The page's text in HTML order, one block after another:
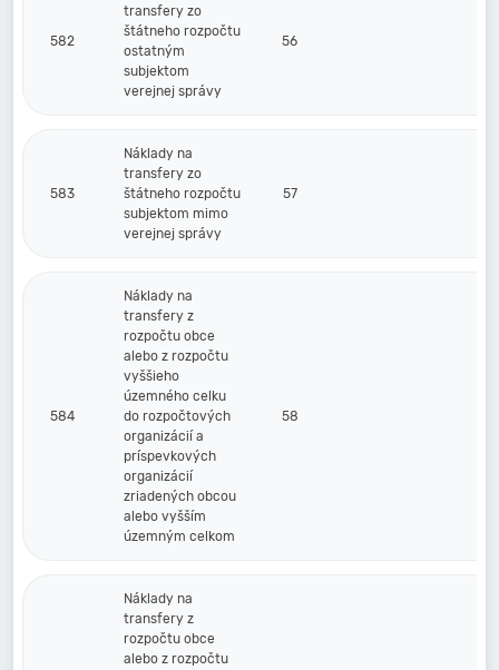
582
transfery zo
štátneho rozpočtu
ostatným
subjektom
verejnej správy
56
583
Náklady na
transfery zo
štátneho rozpočtu
subjektom mimo
verejnej správy
57
584
Náklady na
transfery z
rozpočtu obce
alebo z rozpočtu
vyššieho
územného celku
do rozpočtových
organizácií a
príspevkových
organizácií
zriadených obcou
alebo vyšším
územným celkom
58
Náklady na
transfery z
rozpočtu obce
alebo z rozpočtu